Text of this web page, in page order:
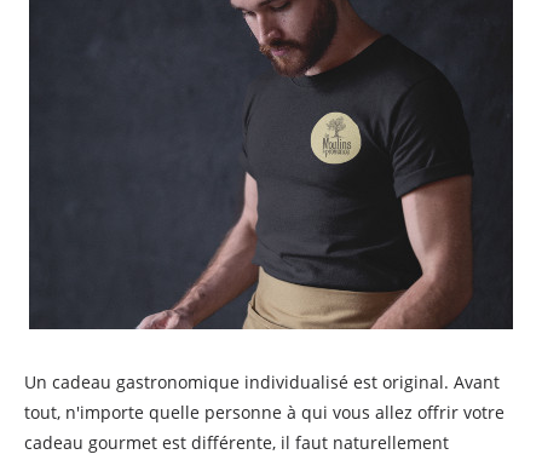
Un cadeau gastronomique individualisé est original. Avant
tout, n'importe quelle personne à qui vous allez offrir votre
cadeau gourmet est différente, il faut naturellement